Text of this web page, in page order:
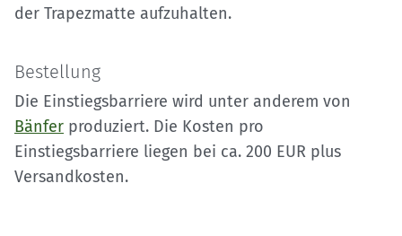
der Trapezmatte aufzuhalten.
Bestellung
Die Einstiegsbarriere wird unter anderem von
Bänfer produziert. Die Kosten pro
Einstiegsbarriere liegen bei ca. 200 EUR plus
Versandkosten.